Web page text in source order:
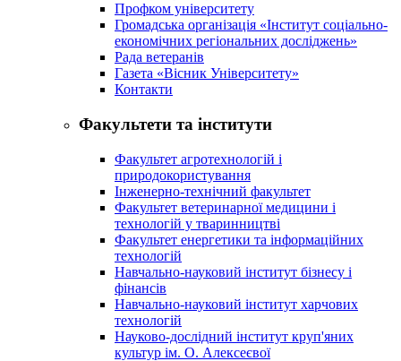
Профком університету
Громадська організація «Інститут соціально-
економічних регіональних досліджень»
Рада ветеранів
Газета «Вісник Університету»
Контакти
Факультети та інститути
Факультет агротехнологій і
природокористування
Інженерно-технічний факультет
Факультет ветеринарної медицини і
технологій у тваринництві
Факультет енергетики та інформаційних
технологій
Навчально-науковий інститут бізнесу і
фінансів
Навчально-науковий інститут харчових
технологій
Науково-дослідний інститут круп'яних
культур ім. О. Алексеєвої